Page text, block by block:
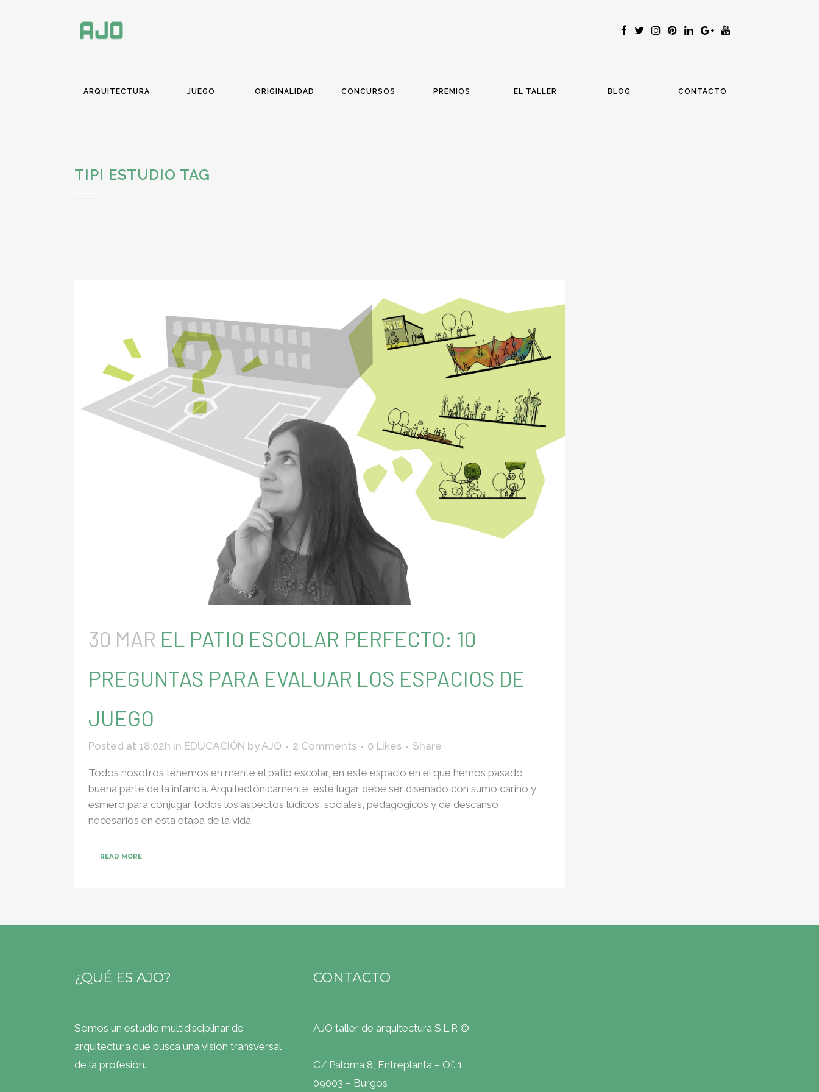
ARQUITECTURA JUEGO ORIGINALIDAD CONCURSOS PREMIOS EL TALLER BLOG CONTACTO
TIPI ESTUDIO TAG
30 MAR EL PATIO ESCOLAR PERFECTO: 10
PREGUNTAS PARA EVALUAR LOS ESPACIOS DE
JUEGO
Posted at 18:02h in EDUCACIÓN by AJO 2 Comments 0 Likes Share
Todos nosotros tenemos en mente el patio escolar, en este espacio en el que hemos pasado
buena parte de la infancia. Arquitectónicamente, este lugar debe ser diseñado con sumo cariño y
esmero para conjugar todos los aspectos lúdicos, sociales, pedagógicos y de descanso
necesarios en esta etapa de la vida.
READ MORE
¿QUÉ ES AJO?
Somos un estudio multidisciplinar de
arquitectura que busca una visión transversal
de la profesión.
CONTACTO
AJO taller de arquitectura S.L.P. ©
C/ Paloma 8, Entreplanta – Of. 1
09003 – Burgos